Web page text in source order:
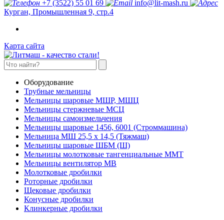
+7 (3522) 55 01 69
info@lit-mash.ru
Курган, Промышленная 9, стр.4
Карта сайта
Оборудование
Трубные мельницы
Мельницы шаровые МШР, МШЦ
Мельницы стержневые МСЦ
Мельницы самоизмельчения
Мельницы шаровые 1456, 6001 (Строммашина)
Мельница МШ 25,5 х 14,5 (Тяжмаш)
Мельницы шаровые ШБМ (Ш)
Мельницы молотковые тангенциальные ММТ
Мельницы вентилятор МВ
Молотковые дробилки
Роторные дробилки
Щековые дробилки
Конусные дробилки
Клинкерные дробилки